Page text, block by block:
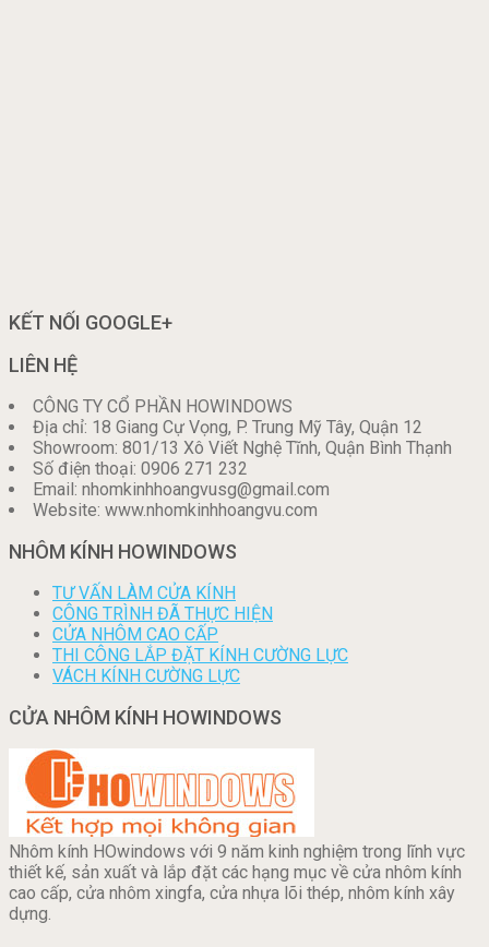
KẾT NỐI GOOGLE+
LIÊN HỆ
CÔNG TY CỔ PHẦN HOWINDOWS
Địa chỉ: 18 Giang Cự Vọng, P. Trung Mỹ Tây, Quận 12
Showroom: 801/13 Xô Viết Nghệ Tĩnh, Quận Bình Thạnh
Số điện thoại: 0906 271 232
Email: nhomkinhhoangvusg@gmail.com
Website: www.nhomkinhhoangvu.com
NHÔM KÍNH HOWINDOWS
TƯ VẤN LÀM CỬA KÍNH
CÔNG TRÌNH ĐÃ THỰC HIỆN
CỬA NHÔM CAO CẤP
THI CÔNG LẮP ĐẶT KÍNH CƯỜNG LỰC
VÁCH KÍNH CƯỜNG LỰC
CỬA NHÔM KÍNH HOWINDOWS
Nhôm kính HOwindows với 9 năm kinh nghiệm trong lĩnh vực
thiết kế, sản xuất và lắp đặt các hạng mục về cửa nhôm kính
cao cấp, cửa nhôm xingfa, cửa nhựa lõi thép, nhôm kính xây
dựng.